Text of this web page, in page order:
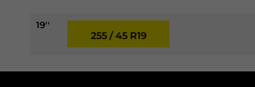
19''
255 / 45 R19